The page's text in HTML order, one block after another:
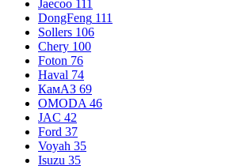
Jaecoo 111
DongFeng 111
Sollers 106
Chery 100
Foton 76
Haval 74
КамАЗ 69
OMODA 46
JAC 42
Ford 37
Voyah 35
Isuzu 35